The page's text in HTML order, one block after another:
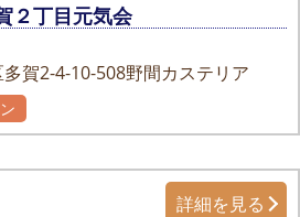
２丁目元気会
賀2-4-10-508野間カステリア
詳細を見る